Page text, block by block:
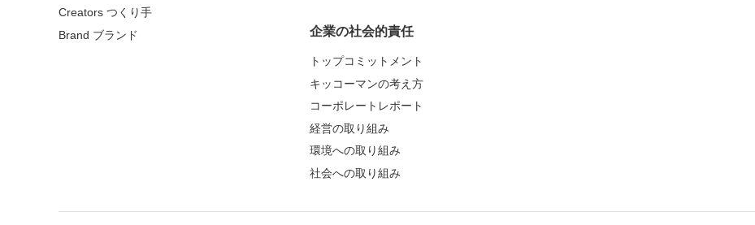
Creators つくり手
Brand ブランド
企業の社会的責任
トップコミットメント
キッコーマンの考え方
コーポレートレポート
経営の取り組み
環境への取り組み
社会への取り組み